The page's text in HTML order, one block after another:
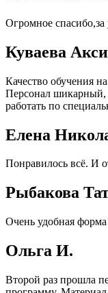
Огромное
Куваева
Качество обучения
Персонал шикарный,
работать по
Елена
Понравилось всё. И
Рыбакова
Очень удобная
Ольга И.
Второй раз прошла